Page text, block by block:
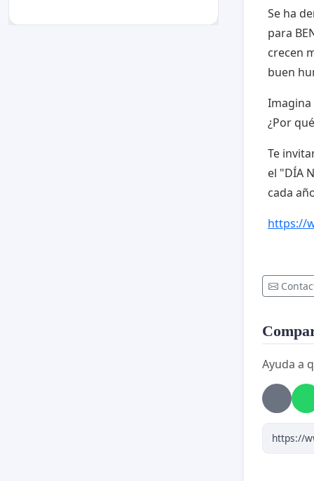
Se ha
para
crecen
buen
Imagina
¿Por
Te
el "DÍA
cada
https://
Ayuda a